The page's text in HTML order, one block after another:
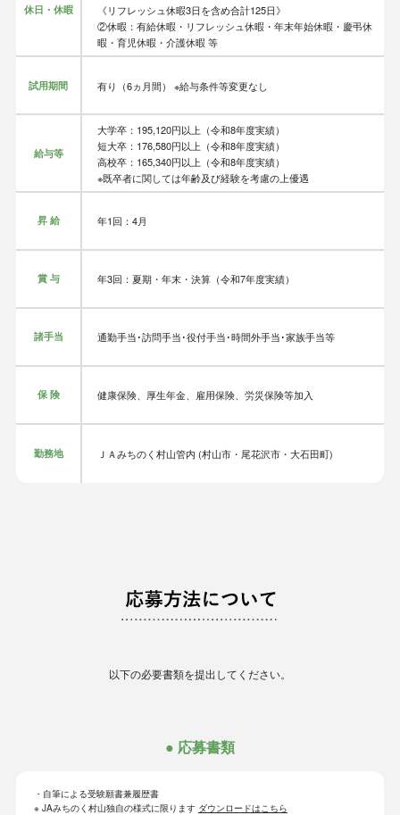
休日・休暇
《リフレッシュ休暇3日を含め合計125日》
②休暇：有給休暇・リフレッシュ休暇・年末年始休暇・慶弔休
暇・育児休暇・介護休暇 等
試用期間 有り（6ヵ月間） ※給与条件等変更なし
給与等
大学卒：195,120円以上（令和8年度実績）
短大卒：176,580円以上（令和8年度実績）
高校卒：165,340円以上（令和8年度実績）
※既卒者に関しては年齢及び経験を考慮の上優遇
昇 給 年1回：4月
賞 与 年3回：夏期・年末・決算（令和7年度実績）
諸手当 通勤手当･訪問手当･役付手当･時間外手当･家族手当等
保 険 健康保険、厚生年金、雇用保険、労災保険等加入
勤務地 ＪＡみちのく村山管内 (村山市・尾花沢市・大石田町)
以下の必要書類を提出してください。
● 応募書類
自筆による受験願書兼履歴書
※ JAみちのく村山独自の様式に限ります ダウンロードはこちら